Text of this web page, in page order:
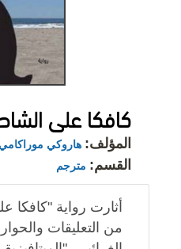
كافكا على
المؤلف: هاروكي موراكامي
القسم: مترجم
أثارت رواية "كافكا
من التعليقات